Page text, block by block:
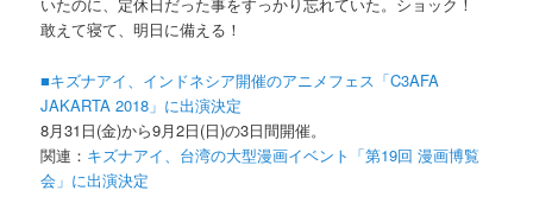
いたのに、定休日だった事をすっかり忘れていた。ショック！
敢えて寝て、明日に備える！
■キズナアイ、インドネシア開催のアニメフェス「C3AFA
JAKARTA 2018」に出演決定
8月31日(金)から9月2日(日)の3日間開催。
関連： キズナアイ、台湾の大型漫画イベント「第19回 漫画博覧
会」に出演決定